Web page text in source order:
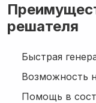
решателя
Быстрая
Возможность
Помощь в